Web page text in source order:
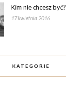
Kim nie chcesz być?
17 kwietnia 2016
KATEGORIE